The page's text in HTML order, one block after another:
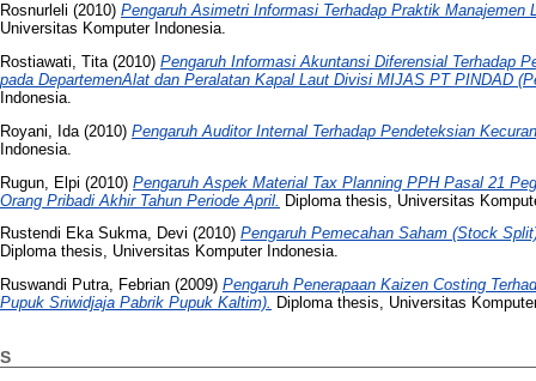
Rosnurleli (2010) Pengaruh Asimetri Informasi Terhadap Praktik Manajemen
Universitas Komputer Indonesia.
Rostiawati, Tita (2010) Pengaruh Informasi Akuntansi Diferensial Terhadap
pada DepartemenAlat dan Peralatan Kapal Laut Divisi MIJAS PT PINDAD
Indonesia.
Royani, Ida (2010) Pengaruh Auditor Internal Terhadap Pendeteksian
Indonesia.
Rugun, Elpi (2010) Pengaruh Aspek Material Tax Planning PPH Pasal 21
Orang Pribadi Akhir Tahun Periode April. Diploma thesis, Universitas
Rustendi Eka Sukma, Devi (2010) Pengaruh Pemecahan Saham (Stock
Diploma thesis, Universitas Komputer Indonesia.
Ruswandi Putra, Febrian (2009) Pengaruh Penerapaan Kaizen Costing
Pupuk Sriwidjaja Pabrik Pupuk Kaltim). Diploma thesis, Universitas
S